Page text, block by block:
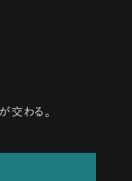
交わる。